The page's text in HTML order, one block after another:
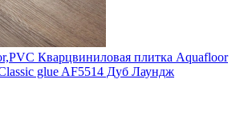
Кварцвиниловая плитка Aquafloor
glue AF5514 Дуб Лаундж